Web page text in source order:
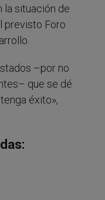
la situación de
previsto Foro
–por no
que se dé
éxito»,